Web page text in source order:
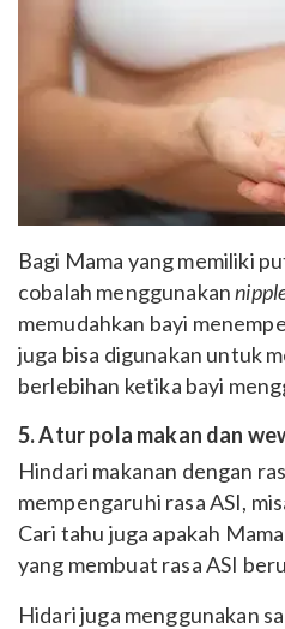
Bagi Mama yang memiliki
cobalah menggunakan
memudahkan bayi
juga bisa digunakan untuk
berlebihan ketika bayi
5. Atur pola makan dan
Hindari makanan dengan
mempengaruhi rasa ASI,
Cari tahu juga apakah
yang membuat rasa ASI
Hidari juga menggunakan